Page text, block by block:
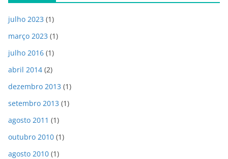
julho 2023 (1)
março 2023 (1)
julho 2016 (1)
abril 2014 (2)
dezembro 2013 (1)
setembro 2013 (1)
agosto 2011 (1)
outubro 2010 (1)
agosto 2010 (1)